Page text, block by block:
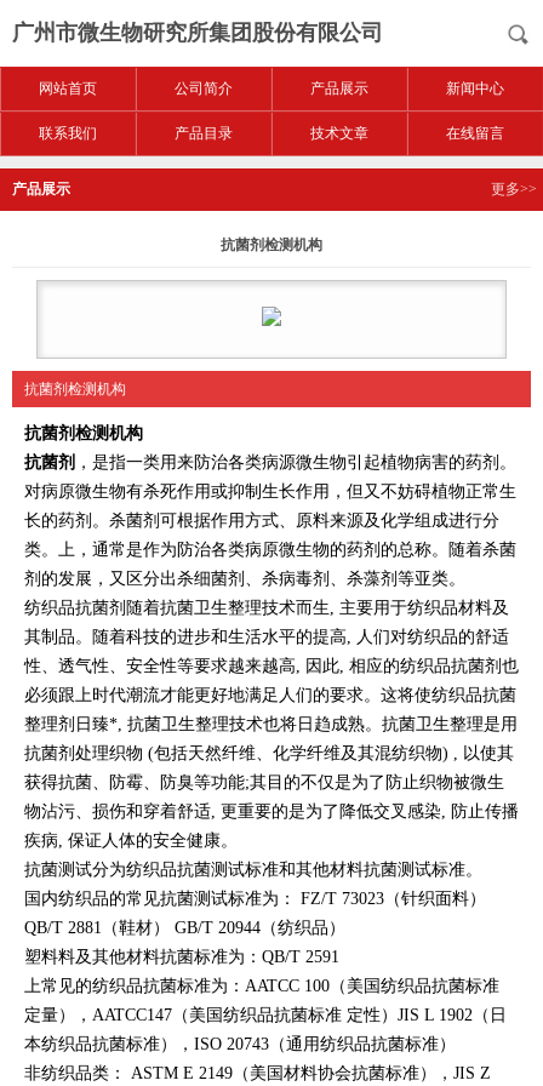
广州市微生物研究所集团股份有限公司
网站首页 公司简介 产品展示 新闻中心
联系我们 产品目录 技术文章 在线留言
产品展示 更多>>
抗菌剂检测机构
抗菌剂检测机构
抗菌剂检测机构
抗菌剂 ，是指一类用来防治各类病源微生物引起植物病害的药剂。
对病原微生物有杀死作用或抑制 生长作用，但又不妨碍植物正常生
长的药剂。杀菌剂可根据作用方式、原料来源及化学组成进行分
类。上，通常是作为防治各类病原微生物的药剂的总称。随着杀菌
剂 的发展，又区分出杀细菌剂、杀病毒剂、杀藻剂等亚类。
纺织品抗菌剂随着抗菌卫生整理技术而生, 主要用于纺织品材料及
其制品。随着科技的进步和生活水平的提高, 人们对纺织品的舒适
性、透气性、安全性等要求越来越高, 因此, 相应的纺织品抗菌剂也
必须跟上时代潮流才能更好地满足人们的要求。这将使纺织品抗菌
整理剂日臻*, 抗菌卫生整理技术也将日趋成熟。抗菌卫生整理是用
抗菌剂处理织物 (包括天然纤维、化学纤维及其混纺织物) , 以使其
获得抗菌、防霉、防臭等功能;其目的不仅是为了防止织物被微生
物沾污、损伤和穿着舒适, 更重要的是为了降低交叉感染, 防止传播
疾病, 保证人体的安全健康。
抗菌测试分为纺织品抗菌测试标准和其他材料抗菌测试标准。
国内纺织品的常见抗菌测试标准为： FZ/T 73023（针织面料）
QB/T 2881（鞋材） GB/T 20944（纺织品）
塑料料及其他材料抗菌标准为：QB/T 2591
上常见的纺织品抗菌标准为：AATCC 100（美国纺织品抗菌标准
定量），AATCC147（美国纺织品抗菌标准 定性）JIS L 1902（日
本纺织品抗菌标准），ISO 20743（通用纺织品抗菌标准）
非纺织品类： ASTM E 2149（美国材料协会抗菌标准），JIS Z